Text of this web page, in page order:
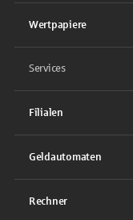
Wertpapiere
Services
Filialen
Geldautomaten
Rechner